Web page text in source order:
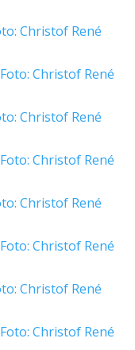
Christof René
Christof René
Christof René
Christof René